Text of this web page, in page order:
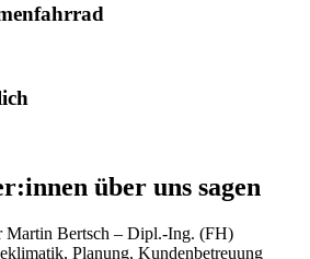
über uns sagen